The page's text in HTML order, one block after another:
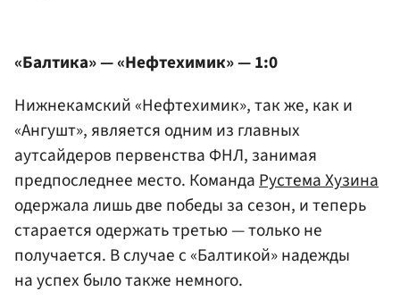
«Балтика» — «Нефтехимик» — 1:0
Нижнекамский «Нефтехимик», так же, как и
«Ангушт», является одним из главных
аутсайдеров первенства ФНЛ, занимая
предпоследнее место. КомандаРустема Хузина
одержала лишь две победы за сезон, и теперь
старается одержать третью — только не
получается. В случае с «Балтикой» надежды
на успех было также немного.